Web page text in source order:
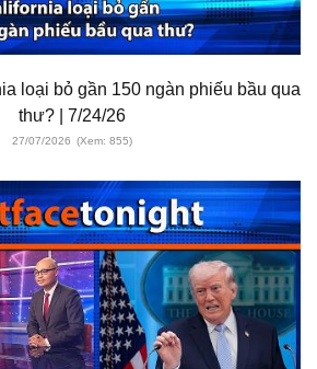
loại bỏ gần 150 ngàn phiếu bầu qua
thư? | 7/24/26
27/07/2026 (Xem: 855)